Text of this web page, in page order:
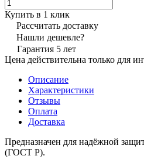
Купить в 1 клик
Рассчитать доставку
Нашли дешевле?
Гарантия 5 лет
Цена действительна только для
Описание
Характеристики
Отзывы
Оплата
Доставка
Предназначен для надёжной
(ГОСТ Р).